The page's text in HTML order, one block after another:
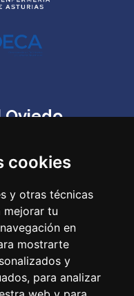
cookies
y otras técnicas
mejorar tu
en
mostrarte
y
para analizar
Oviedo
7, bajo. C.P. 33011
Gijón
Tecnológico de
33203 (Gijón)
23 25 52‌